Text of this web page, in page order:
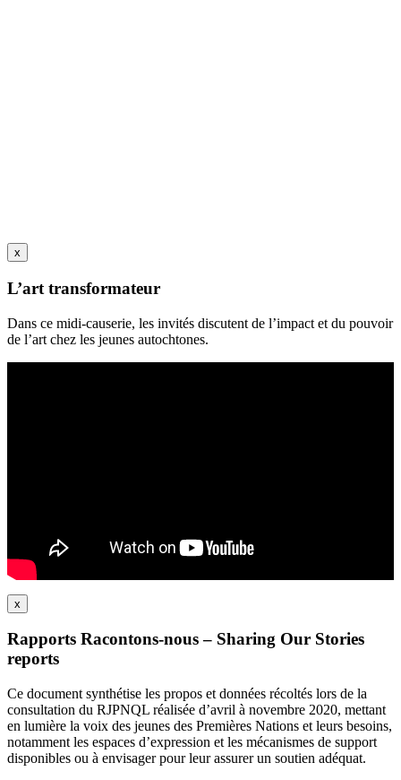
x
L’art transformateur
Dans ce midi-causerie, les invités discutent de l’impact et du pouvoir
de l’art chez les jeunes autochtones.
x
Rapports Racontons-nous – Sharing Our Stories
reports
Ce document synthétise les propos et données récoltés lors de la
consultation du RJPNQL réalisée d’avril à novembre 2020, mettant
en lumière la voix des jeunes des Premières Nations et leurs besoins,
notamment les espaces d’expression et les mécanismes de support
disponibles ou à envisager pour leur assurer un soutien adéquat.